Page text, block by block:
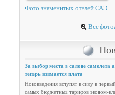
Фото знаменитых отелей ОАЭ
Все
За выбор места в салоне самолета
теперь взимается плата
Нововведения вступят в силу в
самых бюджетных тарифов эконом-